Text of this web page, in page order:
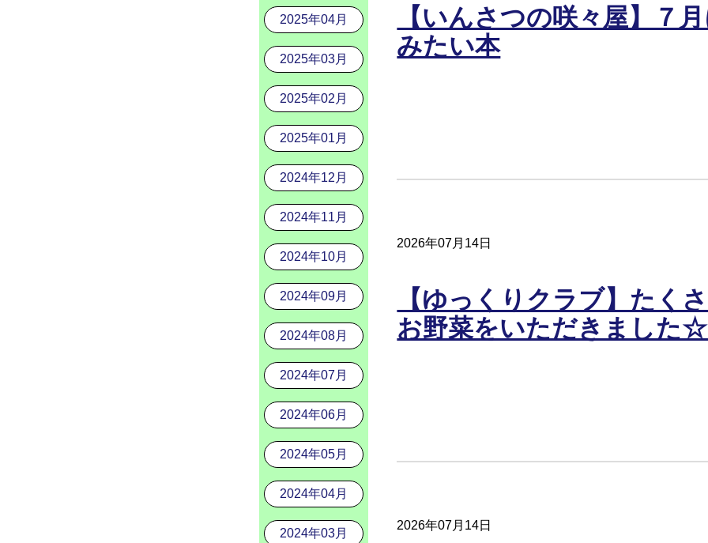
2025年04月
2025年03月
2025年02月
2025年01月
2024年12月
2024年11月
2024年10月
2024年09月
2024年08月
2024年07月
2024年06月
2024年05月
2024年04月
2024年03月
【いんさつの咲々屋】７
みたい本
2026年07月14日
【ゆっくりクラブ】たく
お野菜をいただきました
2026年07月14日